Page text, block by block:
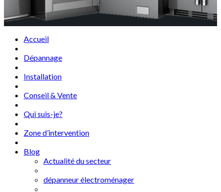
Accueil
Dépannage
Installation
Conseil & Vente
Qui suis-je?
Zone d’intervention
Blog
Actualité du secteur
dépanneur électroménager